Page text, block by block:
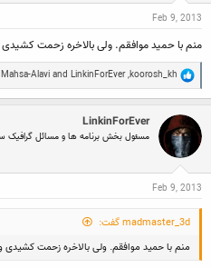
:
Feb 9, 2013
منم با حمید موافقم. ولی بالاخره زحمت
R
e
a
c
t
i
o
n
:
koorosh_kh
,
LinkinForEver
Mahsa-Alavi
LinkinForEver
مسئول بخش برنامه ها و مسائل گرافیک
Feb 9, 2013
madmaster_3d گفت:
منم با حمید موافقم. ولی بالاخره زحمت